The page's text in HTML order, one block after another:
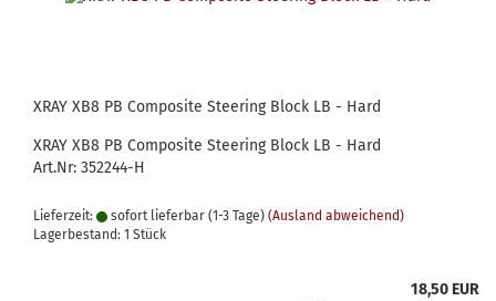
XRAY XB8 PB Composite Steering Block LB - Hard
XRAY XB8 PB Composite Steering Block LB - Hard
Art.Nr: 352244-H
Lieferzeit: sofort lieferbar (1-3 Tage) (Ausland abweichend)
Lagerbestand: 1 Stück
18,50 EUR